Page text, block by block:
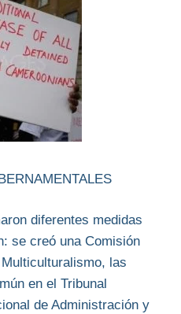
diferentes medidas
se creó una Comisión
las
en el Tribunal
de Administración y